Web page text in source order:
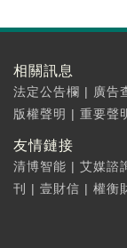
相關訊息
法定公告欄 | 廣告
版權聲明 | 重要聲
友情鏈接
清博智能 | 艾媒諮
刊
| 壹財信 | 權衡